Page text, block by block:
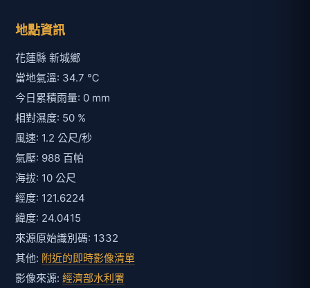
地點資訊
花蓮縣 新城鄉
當地氣溫: 34.7 ℃
今日累積雨量: 0 mm
相對濕度: 50 %
風速: 1.2 公尺/秒
氣壓: 988 百帕
海拔: 10 公尺
經度: 121.6224
緯度: 24.0415
來源原始識別碼: 1332
其他: 附近的即時影像清單
影像來源: 經濟部水利署